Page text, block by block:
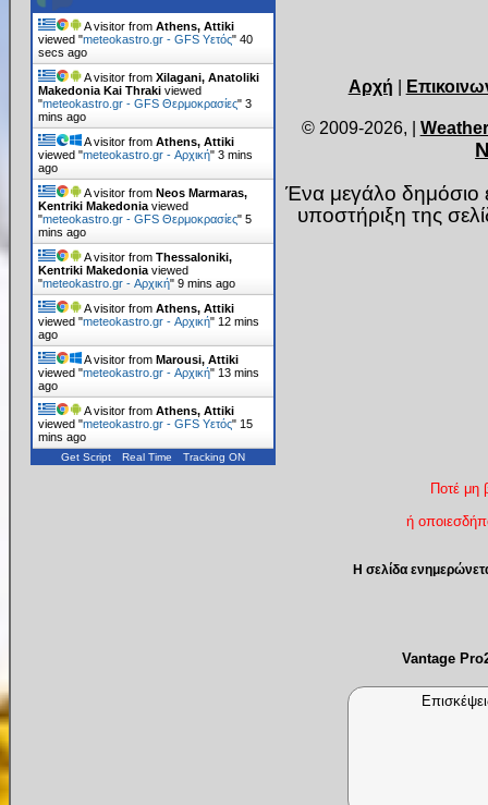
A visitor fromAthens, Attiki
viewed "meteokastro.gr - GFS Υετός"42
secs ago
A visitor fromXilagani, Anatoliki
Makedonia Kai Thraki viewed
"meteokastro.gr - GFS Θερμοκρασίες"3
mins ago
A visitor fromAthens, Attiki
viewed "meteokastro.gr - Αρχική"3 mins
ago
A visitor fromNeos Marmaras,
Kentriki Makedonia viewed
"meteokastro.gr - GFS Θερμοκρασίες"5
mins ago
A visitor fromThessaloniki,
Kentriki Makedonia viewed
"meteokastro.gr - Αρχική"9 mins ago
A visitor fromAthens, Attiki
viewed "meteokastro.gr - Αρχική" 12 mins
ago
A visitor fromMarousi, Attiki
viewed "meteokastro.gr - Αρχική" 13 mins
ago
A visitor fromAthens, Attiki
viewed "meteokastro.gr - GFS Υετός" 15
mins ago
Get Script Real Time Tracking ON
Αρχή |
© 2009-2026, |
Ένα μεγάλο δημόσιο
υποστήριξη της
Ποτέ μη
ή
Η σελίδα
Vantage